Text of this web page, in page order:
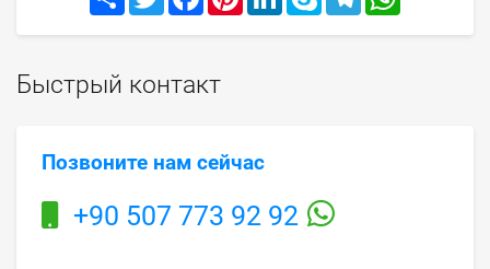
Быстрый контакт
Позвоните нам сейчас
+90 507 773 92 92